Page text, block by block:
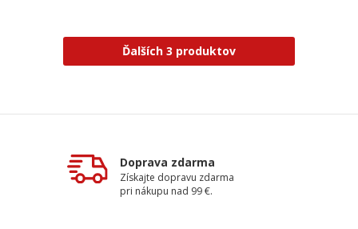
Ďalších 3 produktov
Doprava zdarma
Získajte dopravu zdarma
pri nákupu nad 99 €.